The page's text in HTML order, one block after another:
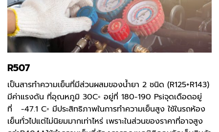
R507
เป็นสารทำความเย็นที่มีส่วนผสมของน้ำยา 2 ชนิด (R125+R143)
มีค่าแรงดัน ที่อุณหภูมิ 30C◦ อยู่ที่ 180-190 Psiจุดเดือดอยู่
ที่ -47.1 C◦ มีประสิทธิภาพในการทำความเย็นสูง ใช้ในรถห้อง
เย็นทั่วไปแต่ไม่นิยมมากเท่าไหร่ เพราะในส่วนของราคาที่อาจสูง